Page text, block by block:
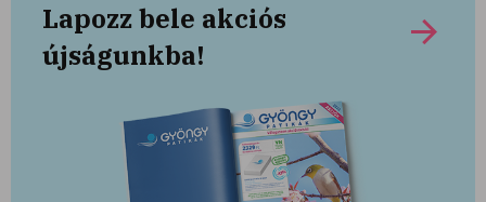
Lapozz bele akciós
újságunkba!